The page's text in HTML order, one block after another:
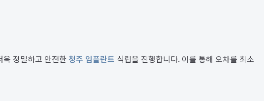
정밀하고 안전한 청주 임플란트 식립을 진행합니다. 이를 통해 오차를 최소